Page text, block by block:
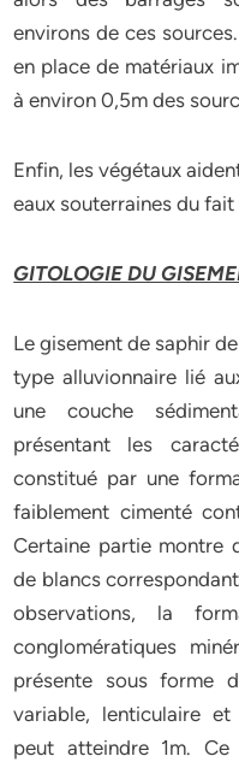
environs de ces
en place de matériaux
à environ 0,5m des
Enfin, les végétaux
eaux souterraines du
GITOLOGIE DU
Le gisement de saphir
type alluvionnaire lié
une couche
présentant les
constitué par une
faiblement cimenté
Certaine partie montre
de blancs correspondant
observations, la
conglomératiques
présente sous forme
variable, lenticulaire
peut atteindre 1m.